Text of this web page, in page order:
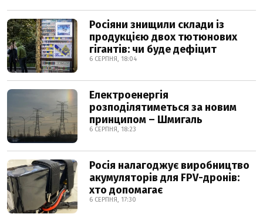
Росіяни знищили склади із
продукцією двох тютюнових
гігантів: чи буде дефіцит
6 СЕРПНЯ, 18:04
Електроенергія
розподілятиметься за новим
принципом – Шмигаль
6 СЕРПНЯ, 18:23
Росія налагоджує виробництво
акумуляторів для FPV-дронів:
хто допомагає
6 СЕРПНЯ, 17:30